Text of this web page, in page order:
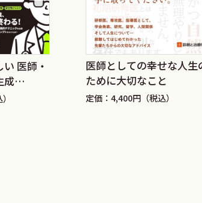
医師・
成
医師としての幸せな人生
ために大切なこと
定価：4,400円（税込）